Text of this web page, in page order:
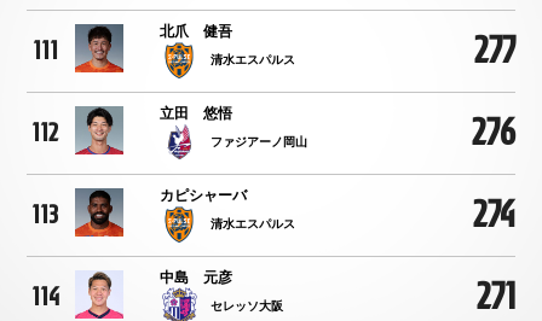
111
北爪 健吾
清水エスパルス 277
112
立田 悠悟
ファジアーノ岡山 276
113
カピシャーバ
清水エスパルス 274
114
中島 元彦
セレッソ大阪 271